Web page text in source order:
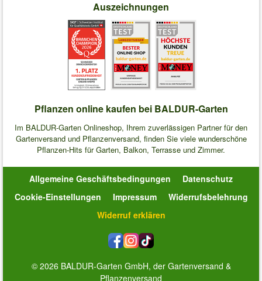
Auszeichnungen
Pflanzen online kaufen bei BALDUR-Garten
Im BALDUR-Garten Onlineshop, Ihrem zuverlässigen Partner für den
Gartenversand und Pflanzenversand, finden Sie viele wunderschöne
Pflanzen-Hits für Garten, Balkon, Terrasse und Zimmer.
Allgemeine Geschäftsbedingungen
Datenschutz
Cookie-Einstellungen
Impressum
Widerrufsbelehrung
Widerruf erklären
© 2026 BALDUR-Garten GmbH, der Gartenversand &
Pflanzenversand